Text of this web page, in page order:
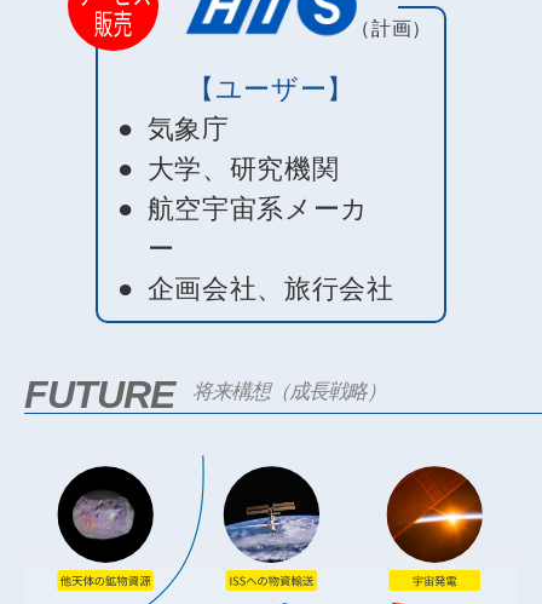
（計画）
【ユーザー】
気象庁
大学、研究機関
航空宇宙系メーカ
ー
企画会社、旅行会社
FUTURE 将来構想（成長戦略）